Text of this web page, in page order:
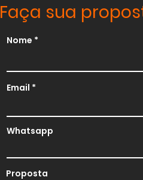
Faça sua
Nome
Email
Whatsapp
Proposta